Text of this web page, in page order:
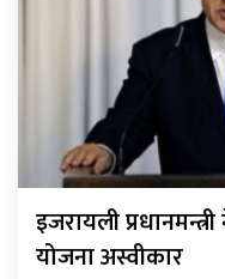
इजरायली
योजना अस्वीकार